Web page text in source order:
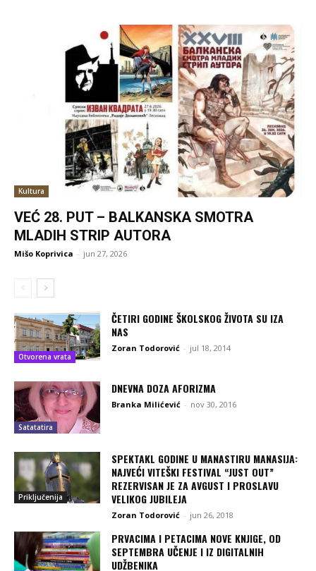
Kultura
VEĆ 28. PUT – BALKANSKA SMOTRA
MLADIH STRIP AUTORA
Mišo Koprivica - jun 27, 2026
Otvorena vrata
ČETIRI GODINE ŠKOLSKOG ŽIVOTA SU IZA
NAS
Zoran Todorović - jul 18, 2014
Satatatira
DNEVNA DOZA AFORIZMA
Branka Milićević - nov 30, 2016
Priključenija
SPEKTAKL GODINE U MANASTIRU MANASIJA:
NAJVEĆI VITEŠKI FESTIVAL “JUST OUT”
REZERVISAN JE ZA AVGUST I PROSLAVU
VELIKOG JUBILEJA
Zoran Todorović - jun 26, 2018
PRVACIMA I PETACIMA NOVE KNJIGE, OD
SEPTEMBRA UČENJE I IZ DIGITALNIH
UDŽBENIKA